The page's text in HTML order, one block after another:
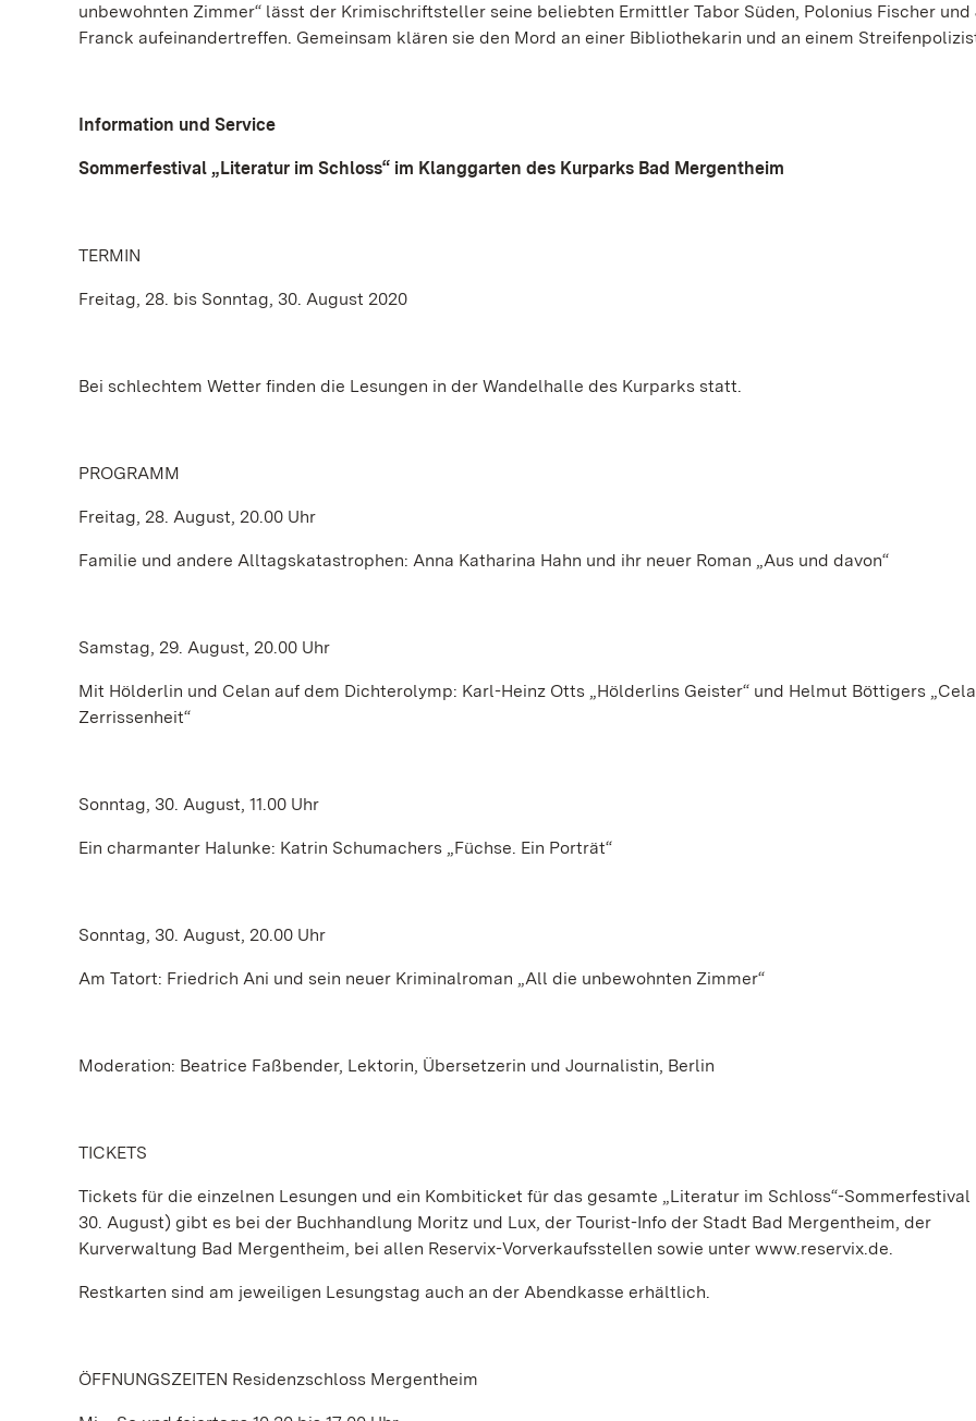
unbewohnten Zimmer“ lässt der Krimischriftsteller seine beliebten Ermittler Tabor Süden, Polonius Fischer und
Franck aufeinandertreffen. Gemeinsam klären sie den Mord an einer Bibliothekarin und an einem
Information und Service
Sommerfestival „Literatur im Schloss“ im Klanggarten des Kurparks Bad Mergentheim
TERMIN
Freitag, 28. bis Sonntag, 30. August 2020
Bei schlechtem Wetter finden die Lesungen in der Wandelhalle des Kurparks statt.
PROGRAMM
Freitag, 28. August, 20.00 Uhr
Familie und andere Alltagskatastrophen: Anna Katharina Hahn und ihr neuer Roman „Aus und davon“
Samstag, 29. August, 20.00 Uhr
Mit Hölderlin und Celan auf dem Dichterolymp: Karl-Heinz Otts „Hölderlins Geister“ und Helmut Böttigers
Zerrissenheit“
Sonntag, 30. August, 11.00 Uhr
Ein charmanter Halunke: Katrin Schumachers „Füchse. Ein Porträt“
Sonntag, 30. August, 20.00 Uhr
Am Tatort: Friedrich Ani und sein neuer Kriminalroman „All die unbewohnten Zimmer“
Moderation: Beatrice Faßbender, Lektorin, Übersetzerin und Journalistin, Berlin
TICKETS
Tickets für die einzelnen Lesungen und ein Kombiticket für das gesamte „Literatur im Schloss“-Sommerfestival
30. August) gibt es bei der Buchhandlung Moritz und Lux, der Tourist-Info der Stadt Bad Mergentheim, der
Kurverwaltung Bad Mergentheim, bei allen Reservix-Vorverkaufsstellen sowie unter www.reservix.de.
Restkarten sind am jeweiligen Lesungstag auch an der Abendkasse erhältlich.
ÖFFNUNGSZEITEN Residenzschloss Mergentheim